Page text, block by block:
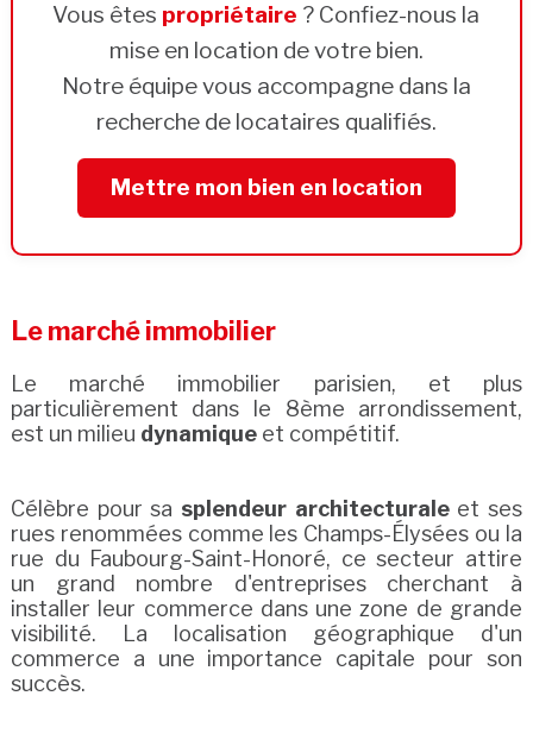
Vous êtes propriétaire ? Confiez-nous la
mise en location de votre bien.
Notre équipe vous accompagne dans la
recherche de locataires qualifiés.
Mettre mon bien en location
Le marché immobilier
Le marché immobilier parisien, et plus
particulièrement dans le 8ème arrondissement,
est un milieu dynamiqueet compétitif.
Célèbre pour sa splendeur architecturaleet ses
rues renommées comme les Champs-Élysées ou la
rue du Faubourg-Saint-Honoré, ce secteur attire
un grand nombre d'entreprises cherchant à
installer leur commerce dans une zone de grande
visibilité. La localisation géographique d'un
commerce a une importance capitale pour son
succès.